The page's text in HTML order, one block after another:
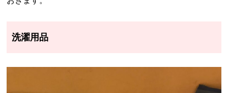
洗濯用品